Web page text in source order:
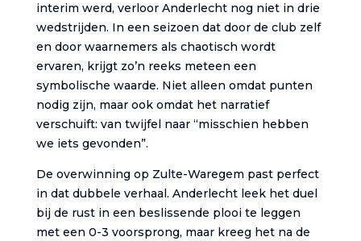
interim werd, verloor Anderlecht nog niet in drie
wedstrijden. In een seizoen dat door de club zelf
en door waarnemers als chaotisch wordt
ervaren, krijgt zo’n reeks meteen een
symbolische waarde. Niet alleen omdat punten
nodig zijn, maar ook omdat het narratief
verschuift: van twijfel naar “misschien hebben
we iets gevonden”.
De overwinning op Zulte-Waregem past perfect
in dat dubbele verhaal. Anderlecht leek het duel
bij de rust in een beslissende plooi te leggen
met een 0-3 voorsprong, maar kreeg het na de